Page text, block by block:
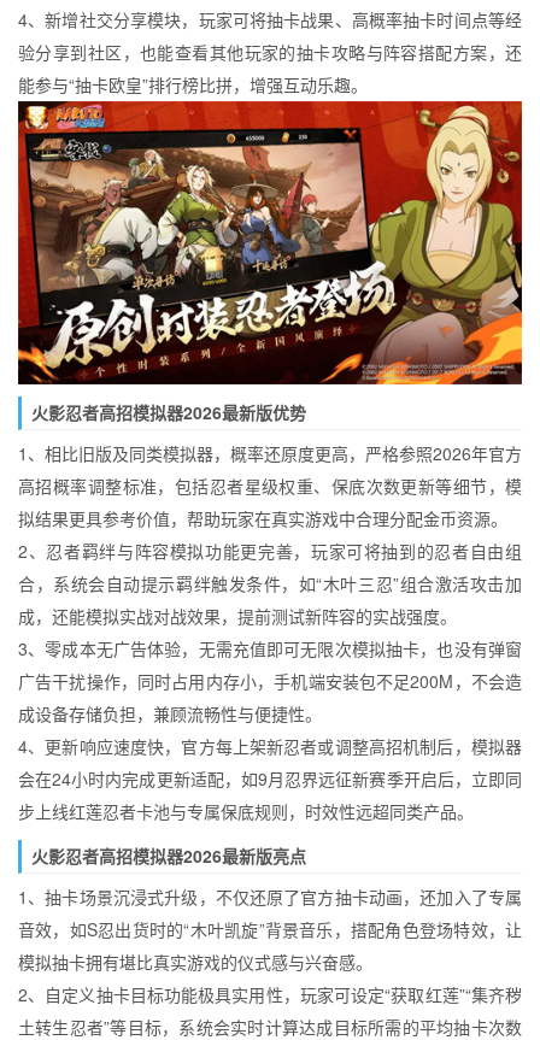
4、新增社交分享模块，玩家可将抽卡战果、高概率抽卡时间点等经
验分享到社区，也能查看其他玩家的抽卡攻略与阵容搭配方案，还
能参与“抽卡欧皇”排行榜比拼，增强互动乐趣。
火影忍者高招模拟器2026最新版优势
1、相比旧版及同类模拟器，概率还原度更高，严格参照2026年官方
高招概率调整标准，包括忍者星级权重、保底次数更新等细节，模
拟结果更具参考价值，帮助玩家在真实游戏中合理分配金币资源。
2、忍者羁绊与阵容模拟功能更完善，玩家可将抽到的忍者自由组
合，系统会自动提示羁绊触发条件，如“木叶三忍”组合激活攻击加
成，还能模拟实战对战效果，提前测试新阵容的实战强度。
3、零成本无广告体验，无需充值即可无限次模拟抽卡，也没有弹窗
广告干扰操作，同时占用内存小，手机端安装包不足200M，不会造
成设备存储负担，兼顾流畅性与便捷性。
4、更新响应速度快，官方每上架新忍者或调整高招机制后，模拟器
会在24小时内完成更新适配，如9月忍界远征新赛季开启后，立即同
步上线红莲忍者卡池与专属保底规则，时效性远超同类产品。
火影忍者高招模拟器2026最新版亮点
1、抽卡场景沉浸式升级，不仅还原了官方抽卡动画，还加入了专属
音效，如S忍出货时的“木叶凯旋”背景音乐，搭配角色登场特效，让
模拟抽卡拥有堪比真实游戏的仪式感与兴奋感。
2、自定义抽卡目标功能极具实用性，玩家可设定“获取红莲”“集齐秽
土转生忍者”等目标，系统会实时计算达成目标所需的平均抽卡次数